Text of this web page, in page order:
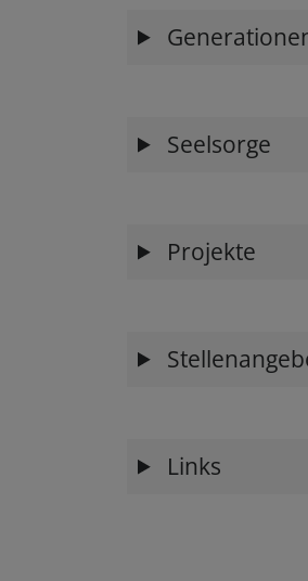
Seelsorge
Projekte
Links